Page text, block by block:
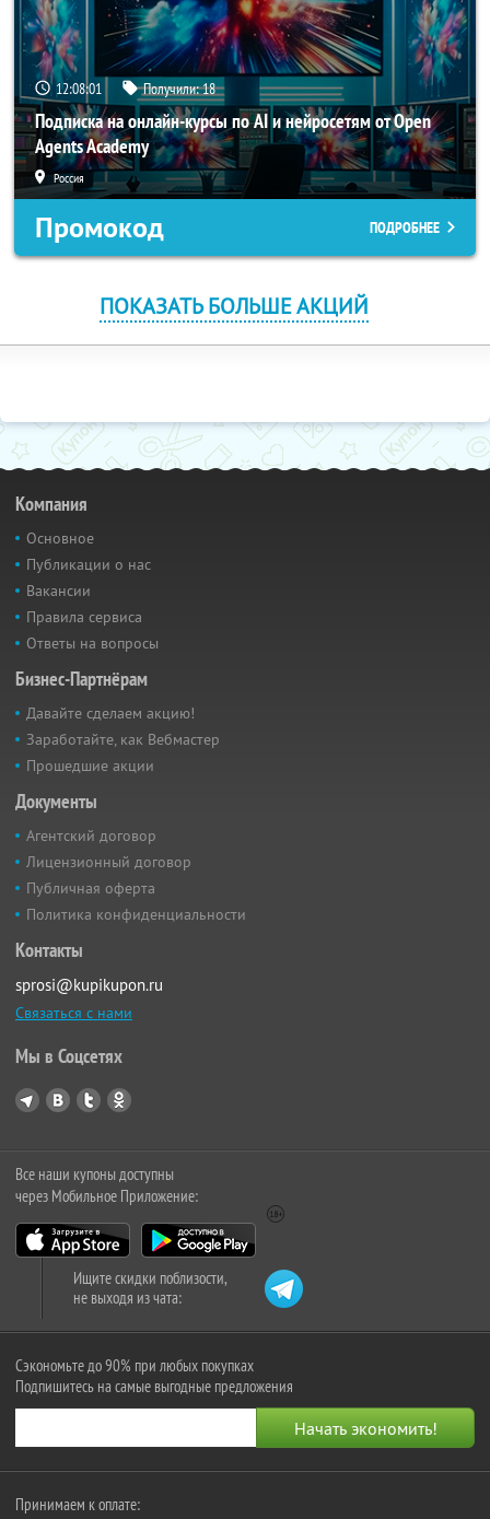
12:08:00 Получили:18
Подписка на онлайн-курсы по AI и нейросетям от Open
Agents Academy
Россия
Промокод ПОДРОБНЕЕ
ПОКАЗАТЬ БОЛЬШЕ АКЦИЙ
Компания
Основное
Публикации о нас
Вакансии
Правила сервиса
Ответы на вопросы
Бизнес-Партнёрам
Давайте сделаем акцию!
Заработайте, как Вебмастер
Прошедшие акции
Документы
Агентский договор
Лицензионный договор
Публичная оферта
Политика конфиденциальности
Контакты
sprosi@kupikupon.ru
Связаться с нами
Мы в Соцсетях
Все наши купоны доступны
через Мобильное Приложение:
Ищите скидки поблизости,
не выходя из чата:
Сэкономьте до 90% при любых покупках
Подпишитесь на самые выгодные предложения
Принимаем к оплате: